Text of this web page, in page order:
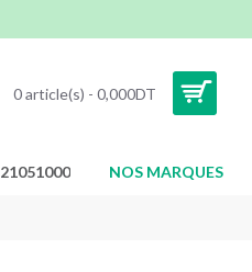
0 article(s) - 0,000DT
21051000 NOS MARQUES